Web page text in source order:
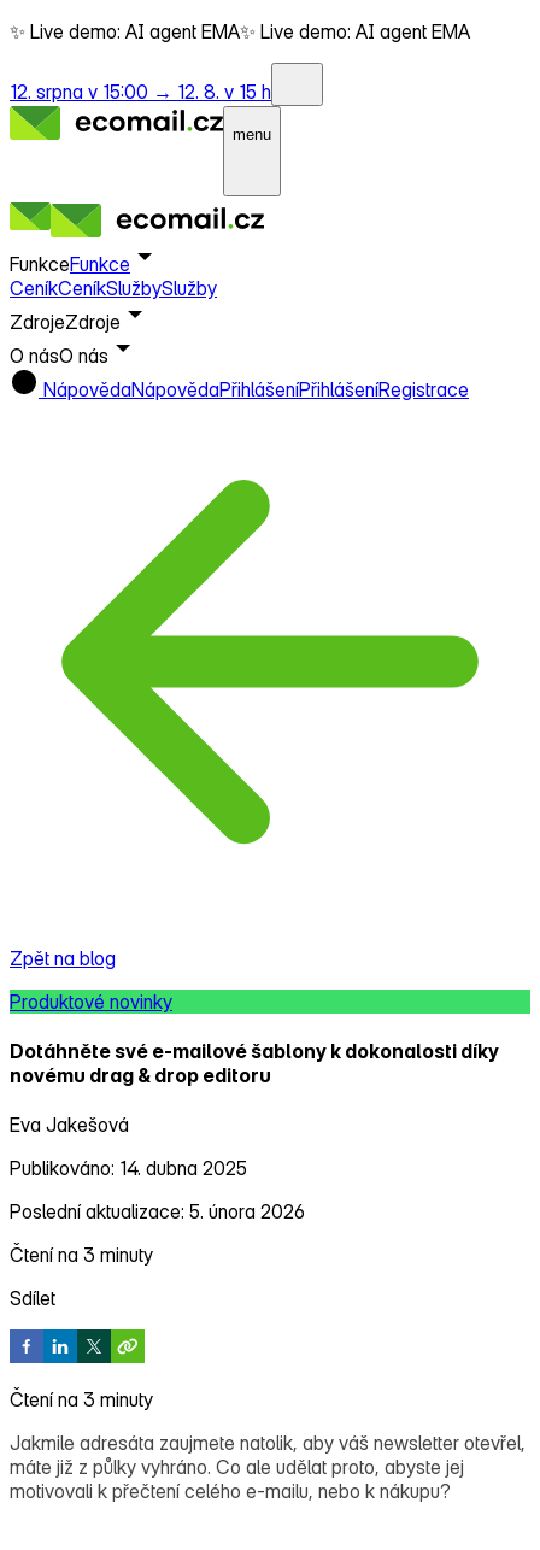
✨ Live demo: AI agent EMA✨ Live demo: AI agent EMA
12. srpna v 15:00 → 12. 8. v 15 h
menu
FunkceFunkce
CeníkCeníkSlužbySlužby
ZdrojeZdroje
O násO nás
NápovědaNápovědaPřihlášeníPřihlášeníRegistrace
Zpět na blog
Produktové novinky
Dotáhněte své e‑mailové šablony k dokonalosti díky
novému drag & drop editoru
Eva Jakešová
Publikováno: 14. dubna 2025
Poslední aktualizace: 5. února 2026
Čtení na 3 minuty
Sdílet
Čtení na 3 minuty
Jakmile adresáta zaujmete natolik, aby váš newsletter otevřel,
máte již z půlky vyhráno. Co ale udělat proto, abyste jej
motivovali k přečtení celého e‑mailu, nebo k nákupu?